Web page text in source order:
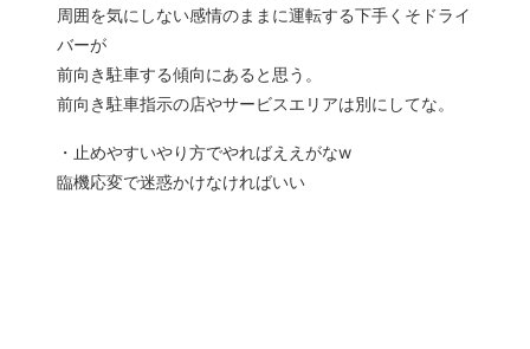
周囲を気にしない感情のままに運転する下手くそドライ
バーが
前向き駐車する傾向にあると思う。
前向き駐車指示の店やサービスエリアは別にしてな。
・止めやすいやり方でやればええがなw
臨機応変で迷惑かけなければいい